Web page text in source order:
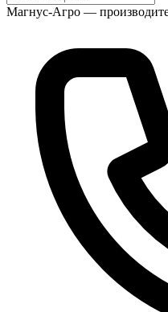
Магнус-Агро —